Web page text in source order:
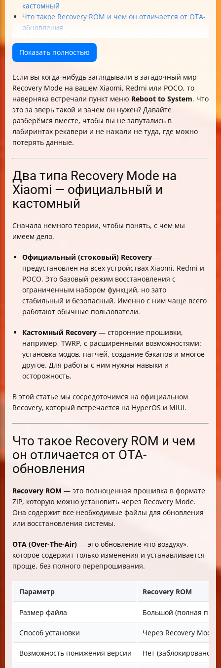
кастомный
Что такое Recovery ROM и чем он отличается от OTA-
обновления
Recovery Mode
Структура меню официального Recovery на
Чем отличается Reboot to System от Back to Main
Menu
Что делает пункт Wipe Data и чем отличается от Wipe
All Data
Connect with MI Assistant — как подключиться к ПК
Safe Mode в Recovery — что это и когда использовать
Почему в MIUI 14/HyperOS иногда нет Wipe Data в
Recovery
Как правильно подготовить Recovery ROM для
установки без ПК
Как войти и выйти из Recovery Mode на Xiaomi
Что делать, если телефон Xiaomi постоянно
Таблица основных пунктов меню Recovery и их
функций
Recovery
Заключение
Показать полностью
Если вы когда-нибудь заглядывали в загадочный мир
Recovery Mode на вашем Xiaomi, Redmi или POCO, то
наверняка встречали пункт меню Reboot to System. Что
это за зверь такой и зачем он нужен? Давайте
разберёмся вместе, чтобы вы не запутались в
лабиринтах рекавери и не нажали не туда, где можно
потерять данные.
Два типа Recovery Mode на
Xiaomi — официальный и
кастомный
Сначала немного теории, чтобы понять, с чем мы
имеем дело.
Официальный (стоковый) Recovery —
предустановлен на всех устройствах Xiaomi, Redmi и
POCO. Это базовый режим восстановления с
ограниченным набором функций, но зато
стабильный и безопасный. Именно с ним чаще всего
работают обычные пользователи.
Кастомный Recovery — сторонние прошивки,
например, TWRP, с расширенными возможностями:
установка модов, патчей, создание бэкапов и многое
другое. Для работы с ним нужны навыки и
осторожность.
В этой статье мы сосредоточимся на официальном
Recovery, который встречается на HyperOS и MIUI.
Что такое Recovery ROM и чем
он отличается от OTA-
обновления
Recovery ROM — это полноценная прошивка в формате
ZIP, которую можно установить через Recovery Mode.
Она содержит все необходимые файлы для обновления
или восстановления системы.
OTA (Over-The-Air) — это обновление «по воздуху»,
которое содержит только изменения и устанавливается
проще, без полного перепрошивания.
Параметр Recovery ROM
Размер файла Большой (полная
Способ установки Через Recovery Mode
Возможность понижения версии Нет (заблокировано)